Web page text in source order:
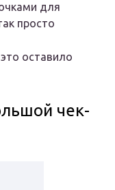
для
просто
оставило
чек-